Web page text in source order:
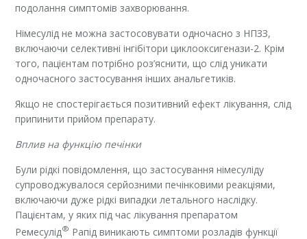
подолання симптомів захворювання.
Німесулід не можна застосовувати одночасно з НПЗЗ,
включаючи селективні інгібітори циклооксигенази-2. Крім
того, пацієнтам потрібно роз’яснити, що слід уникати
одночасного застосування інших анальгетиків.
Якщо не спостерігається позитивний ефект лікування, слід
припинити прийом препарату.
Вплив на функцію печінки
Були рідкі повідомлення, що застосування німесуліду
супроводжувалося серйозними печінковими реакціями,
включаючи дуже рідкі випадки летального наслідку.
Пацієнтам, у яких під час лікування препаратом
Ремесулід® Рапід виникають симптоми розладів функції